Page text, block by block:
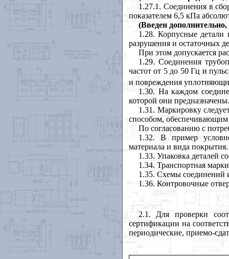
1.27.1 . Соединения в
показателем 6,5 кПа
(Введен
1.28. Корпусные детали
разрушения и остаточных
При этом допускается
1.29. Соединения
частот от 5 до 50 Гц и
и повреждения
1.30. На каждом
которой они предназначены.
1.31 . Маркировку
способом, обеспечивающим
По согласованию с
1.32. В пример
материала и вида покрытия.
1.33. Упаковка деталей
1.34. Транспортная
1.35. Схемы соединений
1.36. Контровочные
2.1 . Для проверки
сертификации на
периодические, приемо-